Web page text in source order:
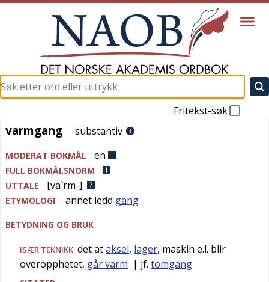
Fritekst-søk
varmgang
varmgang substantiv
MODERAT BOKMÅL en
FULL BOKMÅLSNORM
UTTALE
[va`rm-]
ETYMOLOGI annet ledd gang
BETYDNING OG BRUK
ISÆR TEKNIKK det ataksel, lager, maskin e.l. blir
overopphetet, går varm | jf. tomgang